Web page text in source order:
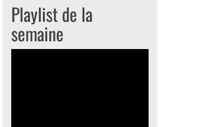
Playlist de la
semaine